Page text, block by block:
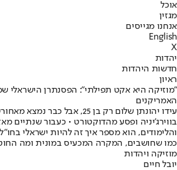
אוכל
מגזין
אנחנו מגייסים
English
X
יהדות
חדשות היהדות
ראיון
"מוזיקה היא אקט תפילתי": הפסנתרן הישראלי
האמריקנים
עידו יהונתן שלום רק בן 25, אבל
בווירג'יניה ופסע מהדוקטורט • כעבור שנתיים
והלימודים, הוא מספר איך זה להיות ישראלי
כמו שחושבים, המקרה המכעיס במונית ומה
מוזיקה ויהדות
יובל חיים